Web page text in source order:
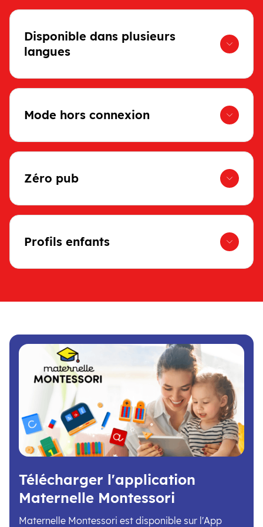
Disponible dans plusieurs
langues
Mode hors connexion
Zéro pub
Profils enfants
Télécharger l'application
Maternelle Montessori
Maternelle Montessori est disponible sur l'App